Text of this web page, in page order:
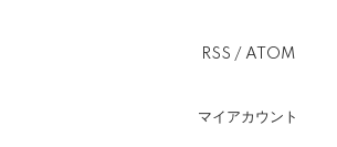
RSS / ATOM
マイアカウント